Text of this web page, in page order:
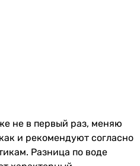
не в первый раз, меняю
и рекомендуют согласно
Разница по воде